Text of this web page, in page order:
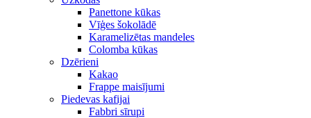
Panettone kūkas
Vīģes šokolādē
Karamelizētas mandeles
Colomba kūkas
Dzērieni
Kakao
Frappe maisījumi
Piedevas kafijai
Fabbri sīrupi